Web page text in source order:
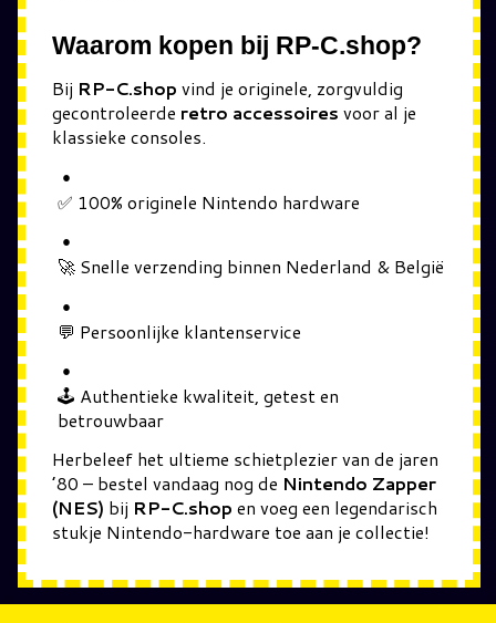
Waarom kopen bij RP-C.shop?
Bij RP-C.shop vind je originele, zorgvuldig
gecontroleerde retro accessoires voor al je
klassieke consoles.
✅ 100% originele Nintendo hardware
🚀 Snelle verzending binnen Nederland & België
💬 Persoonlijke klantenservice
🕹️ Authentieke kwaliteit, getest en
betrouwbaar
Herbeleef het ultieme schietplezier van de jaren
’80 – bestel vandaag nog de Nintendo Zapper
(NES) bij RP-C.shop en voeg een legendarisch
stukje Nintendo-hardware toe aan je collectie!